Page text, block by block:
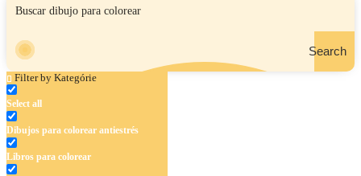
Search
Filter by Kategórie
Select all
Dibujos para colorear antiestrés
Libros para colorear